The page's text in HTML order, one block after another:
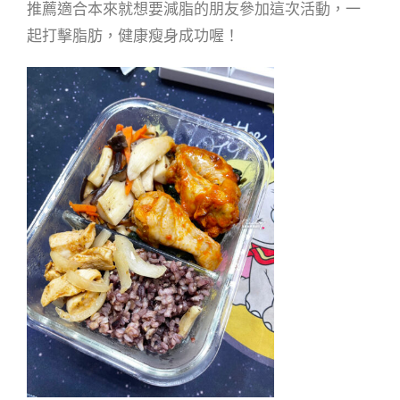
推薦適合本來就想要減脂的朋友參加這次活動，一
起打擊脂肪，健康瘦身成功喔！